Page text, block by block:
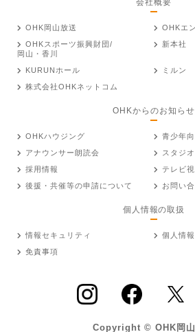
OHK岡山放送
OHKエ
OHKスポーツ振興財団/
岡山・香川
新本社
KURUNホール
ミルン
株式会社OHKネットコム
OHKからのお知らせ
OHKハウジング
青少年
アナウンサー朗読会
スタジ
採用情報
テレビ
後援・共催等の申請について
お問い
個人情報の取扱
情報セキュリティ
個人情
免責事項
Copyright © OHK岡山